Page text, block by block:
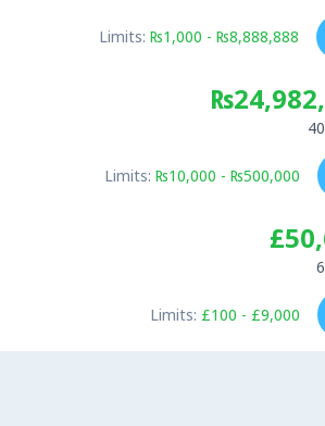
Limits: ₨1,000 - ₨8,888,888
Limits: ₨10,000 - ₨500,000
Limits: £100 - £9,000